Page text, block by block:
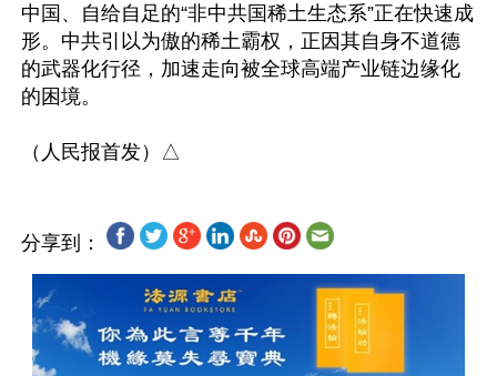
中国、自给自足的“非中共国稀土生态系”正在快速成
形。中共引以为傲的稀土霸权，正因其自身不道德
的武器化行径，加速走向被全球高端产业链边缘化
的困境。
分享到：